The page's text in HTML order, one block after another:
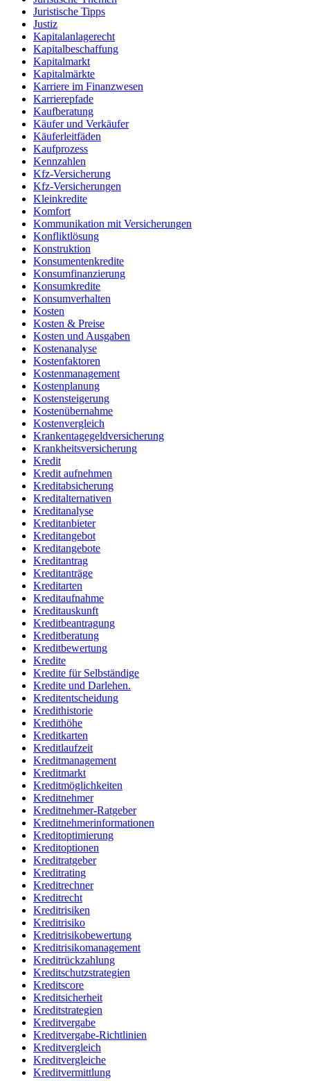
Juristische Tipps
Justiz
Kapitalanlagerecht
Kapitalbeschaffung
Kapitalmarkt
Kapitalmärkte
Karriere im Finanzwesen
Karrierepfade
Kaufberatung
Käufer und Verkäufer
Käuferleitfäden
Kaufprozess
Kennzahlen
Kfz-Versicherung
Kfz-Versicherungen
Kleinkredite
Komfort
Kommunikation mit Versicherungen
Konfliktlösung
Konstruktion
Konsumentenkredite
Konsumfinanzierung
Konsumkredite
Konsumverhalten
Kosten
Kosten & Preise
Kosten und Ausgaben
Kostenanalyse
Kostenfaktoren
Kostenmanagement
Kostenplanung
Kostensteigerung
Kostenübernahme
Kostenvergleich
Krankentagegeldversicherung
Krankheitsversicherung
Kredit
Kredit aufnehmen
Kreditabsicherung
Kreditalternativen
Kreditanalyse
Kreditanbieter
Kreditangebot
Kreditangebote
Kreditantrag
Kreditanträge
Kreditarten
Kreditaufnahme
Kreditauskunft
Kreditbeantragung
Kreditberatung
Kreditbewertung
Kredite
Kredite für Selbständige
Kredite und Darlehen.
Kreditentscheidung
Kredithistorie
Kredithöhe
Kreditkarten
Kreditlaufzeit
Kreditmanagement
Kreditmarkt
Kreditmöglichkeiten
Kreditnehmer
Kreditnehmer-Ratgeber
Kreditnehmerinformationen
Kreditoptimierung
Kreditoptionen
Kreditratgeber
Kreditrating
Kreditrechner
Kreditrecht
Kreditrisiken
Kreditrisiko
Kreditrisikobewertung
Kreditrisikomanagement
Kreditrückzahlung
Kreditschutzstrategien
Kreditscore
Kreditsicherheit
Kreditstrategien
Kreditvergabe
Kreditvergabe-Richtlinien
Kreditvergleich
Kreditvergleiche
Kreditvermittlung